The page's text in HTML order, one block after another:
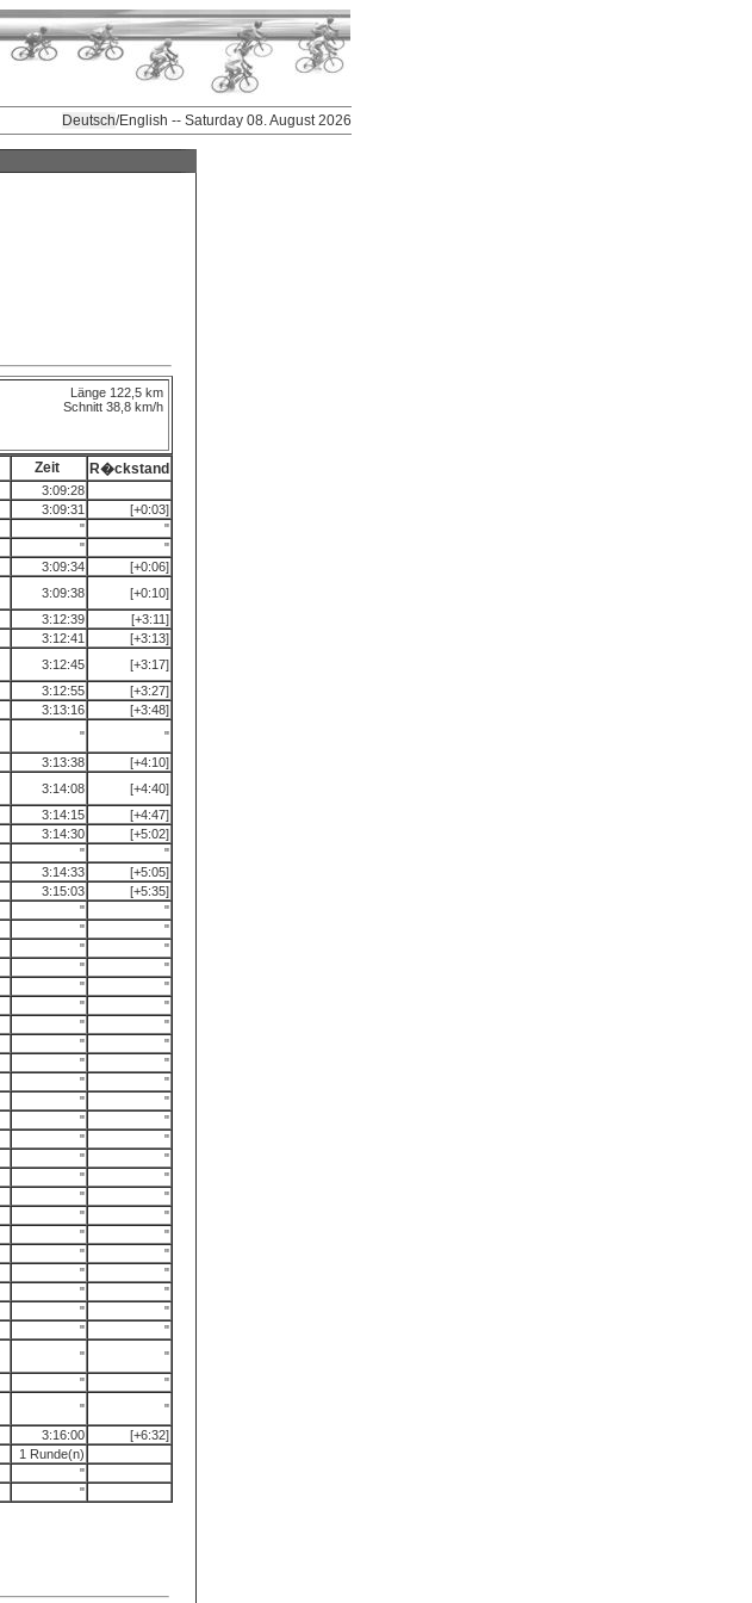
Deutsch/English -- Saturday 08. August 2026
Länge 122,5 km
Schnitt 38,8 km/h
Zeit R�ckstand
3:09:28
3:09:31
[+0:03]
"
"
"
"
3:09:34
[+0:06]
3:09:38
[+0:10]
3:12:39
[+3:11]
3:12:41
[+3:13]
3:12:45
[+3:17]
3:12:55
[+3:27]
3:13:16
[+3:48]
"
"
3:13:38
[+4:10]
3:14:08
[+4:40]
3:14:15
[+4:47]
3:14:30
[+5:02]
"
"
3:14:33
[+5:05]
3:15:03
[+5:35]
"
"
"
"
"
"
"
"
"
"
"
"
"
"
"
"
"
"
"
"
"
"
"
"
"
"
"
"
"
"
"
"
"
"
"
"
"
"
"
"
"
"
"
"
"
"
"
"
"
"
"
"
3:16:00
[+6:32]
1 Runde(n)
"
"